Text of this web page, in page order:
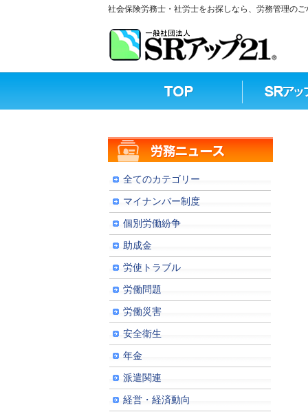
社会保険労務士・社労士をお探しなら、労務管理の
全てのカテゴリー
マイナンバー制度
個別労働紛争
助成金
労使トラブル
労働問題
労働災害
安全衛生
年金
派遣関連
経営・経済動向